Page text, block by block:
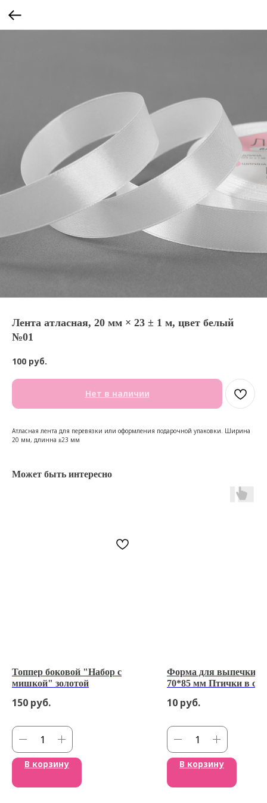
Лента атласная, 20 мм × 23 ± 1 м, цвет белый
№01
100 руб.
Нет в наличии
Атласная лента для перевязки или оформления подарочной упаковки. Ширина
20 мм, длинна ±23 мм
Может быть интересно
Топпер боковой "Набор с
мишкой" золотой
150 руб.
В корзину
Форма для выпечки
70*85 мм Птички в
10 руб.
В корзину